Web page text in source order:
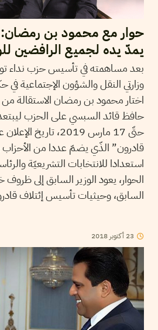
حوار مع محمود بن رمضان:
يمدّ يده لجميع الرافضين
بعد مساهمته في تأسيس حزب نداء
وزارتي النقل والشؤون الإجتماعية
اختار محمود بن رمضان الاستقالة
حافظ قائد السبسي على الحزب
حتّى 17 مارس 2019،
قادرون” الذّي يضمّ عددا من
استعدادا للانتخابات التشريعيّة
الحوار، يعود الوزير السابق إلى
السابق، وحيثيات تأسيس إئتلاف
23 أكتوبر 2018